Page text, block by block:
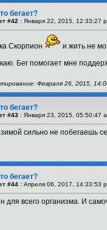
бегает?
#42 : Января 22, 2015, 12:33:27
Скорпион
и жить не
Бег помогает мне
Февраля 26, 2015,
бегает?
#43 : Января 23, 2015, 05:50:47
сильно не побегаешь
бегает?
#44 : Апреля 06, 2017, 14:33:53
для всего организма. И